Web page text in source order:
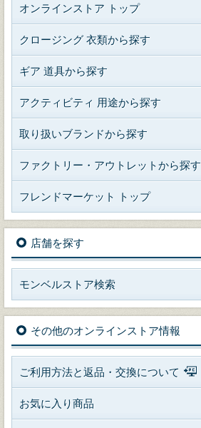
オンラインストア トップ
クロージング 衣類から探す
ギア 道具から探す
アクティビティ 用途から探す
取り扱いブランドから探す
ファクトリー・アウトレットから探す
フレンドマーケット トップ
店舗を探す
モンベルストア検索
その他のオンラインストア情報
ご利用方法と返品・交換について
お気に入り商品